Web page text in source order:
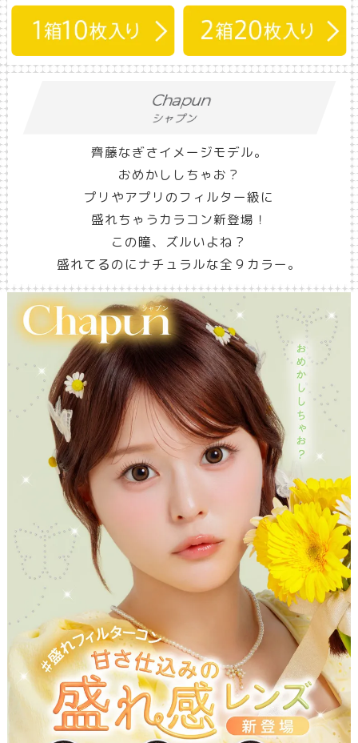
Chapun
シャプン
齊藤なぎさイメージモデル。
おめかししちゃお？
プリやアプリのフィルター級に
盛れちゃうカラコン新登場！
この瞳、ズルいよね？
盛れてるのにナチュラルな全９カラー。